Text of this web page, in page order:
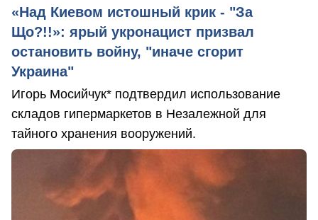
«Над Киевом истошный крик - "За
Що?!!»: ярый укронацист призвал
остановить войну, "иначе сгорит
Украина"
Игорь Мосийчук* подтвердил использование
складов гипермаркетов в Незалежной для
тайного хранения вооружений.